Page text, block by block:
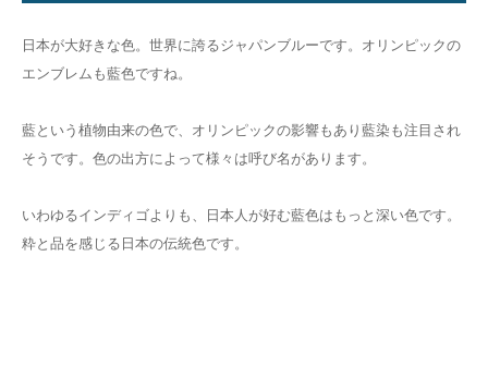
日本が大好きな色。世界に誇るジャパンブルーです。オリンピックの
エンブレムも藍色ですね。
藍という植物由来の色で、オリンピックの影響もあり藍染も注目され
そうです。色の出方によって様々は呼び名があります。
いわゆるインディゴよりも、日本人が好む藍色はもっと深い色です。
粋と品を感じる日本の伝統色です。